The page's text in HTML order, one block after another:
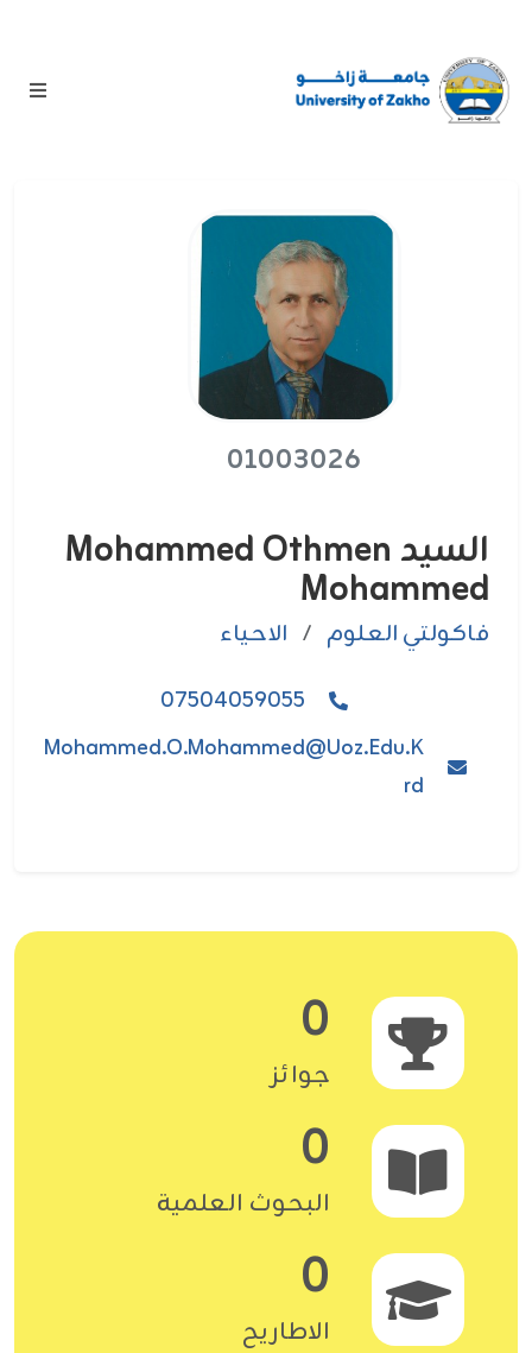
01003026
السيد Mohammed Othmen
Mohammed
فاکولتي العلوم / الاحياء
07504059055
Mohammed.o.mohammed@uoz.edu.k
Rd
0
جوائز
0
البحوث العلمية
0
الاطاريح